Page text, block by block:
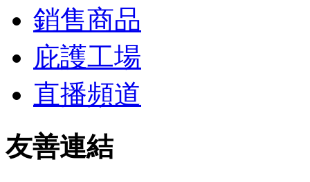
銷售商品
庇護工場
直播頻道
友善連結